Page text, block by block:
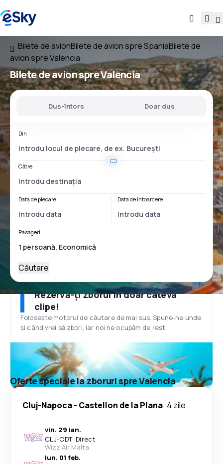
Bilete de avionBilete de avion spre SpaniaBilete de
avion spre Valencia
Bilete de avion spre Valencia
Dus-întors Doar dus
Din
Către
Data de plecare Data de întoarcere
Pasageri
Căutare
Rezervă-ți zborul în doar câteva
clipe!
Folosește motorul de căutare de mai sus. Spune-ne unde
și când vrei să zbori, iar noi ne ocupăm de rest.
Oferte speciale la zboruri spre Valencia
Cluj-Napoca- Castellon de la Plana 4 zile
vin. 29 ian.
CLJ-CDT· Direct
Wizz Air Malta
lun. 01 feb.